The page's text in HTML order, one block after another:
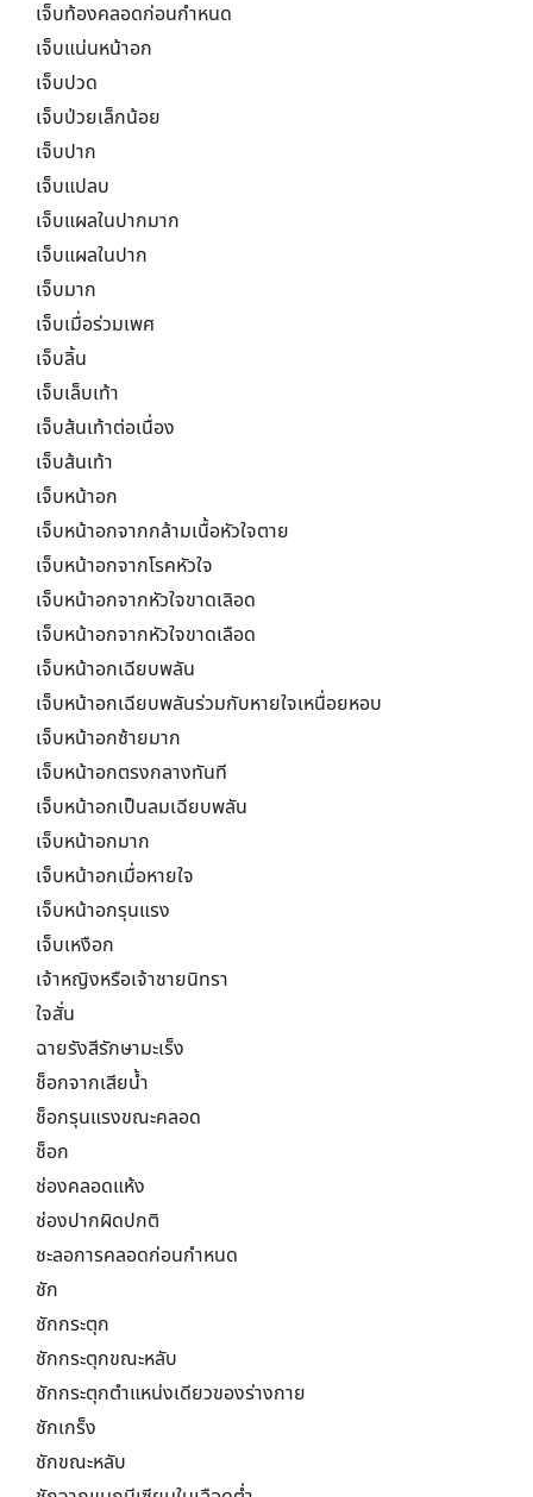
เจ็บท้องคลอดก่อนกำหนด
เจ็บแน่นหน้าอก
เจ็บปวด
เจ็บป่วยเล็กน้อย
เจ็บปาก
เจ็บแปลบ
เจ็บแผลในปากมาก
เจ็บแผลในปาก
เจ็บมาก
เจ็บเมื่อร่วมเพศ
เจ็บลิ้น
เจ็บเล็บเท้า
เจ็บส้นเท้าต่อเนื่อง
เจ็บส้นเท้า
เจ็บหน้าอก
เจ็บหน้าอกจากกล้ามเนื้อหัวใจตาย
เจ็บหน้าอกจากโรคหัวใจ
เจ็บหน้าอกจากหัวใจขาดเลิอด
เจ็บหน้าอกจากหัวใจขาดเลือด
เจ็บหน้าอกเฉียบพลัน
เจ็บหน้าอกเฉียบพลันร่วมกับหายใจเหนื่อยหอบ
เจ็บหน้าอกซ้ายมาก
เจ็บหน้าอกตรงกลางทันที
เจ็บหน้าอกเป็นลมเฉียบพลัน
เจ็บหน้าอกมาก
เจ็บหน้าอกเมื่อหายใจ
เจ็บหน้าอกรุนแรง
เจ็บเหงือก
เจ้าหญิงหรือเจ้าชายนิทรา
ใจสั่น
ฉายรังสีรักษามะเร็ง
ช็อกจากเสียน้ำ
ช็อกรุนแรงขณะคลอด
ช็อก
ช่องคลอดแห้ง
ช่องปากผิดปกติ
ชะลอการคลอดก่อนกำหนด
ชัก
ชักกระตุก
ชักกระตุกขณะหลับ
ชักกระตุกตำแหน่งเดียวของร่างกาย
ชักเกร็ง
ชักขณะหลับ